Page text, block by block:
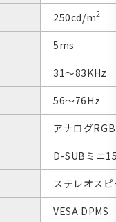
250cd/m2
5ms
31〜83KHz
56〜76Hz
アナログ
D-SUBミニ
ステレオス
VESA DPMS